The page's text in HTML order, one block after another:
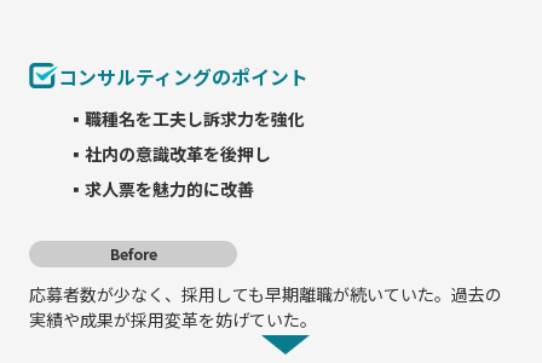
コンサルティングのポイント
▪職種名を工夫し訴求力を強化
▪社内の意識改革を後押し
▪求人票を魅力的に改善
Before
応募者数が少なく、採用しても早期離職が続いていた。過去の
実績や成果が採用変革を妨げていた。